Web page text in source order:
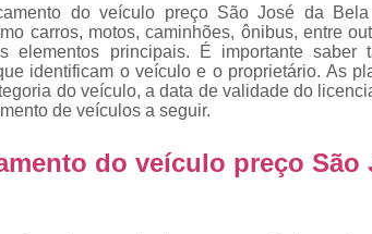
modelo
para
carro
Emplacamento
do veículo preço São José da
carros, motos, caminhões, ônibus, entre
elementos principais. É importante saber
identificam o veículo e o proprietário. As
do veículo, a data de validade do
de veículos a seguir.
do veículo preço São